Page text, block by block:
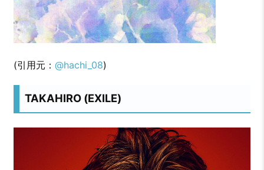
(引用元： @hachi_08)
TAKAHIRO (EXILE)